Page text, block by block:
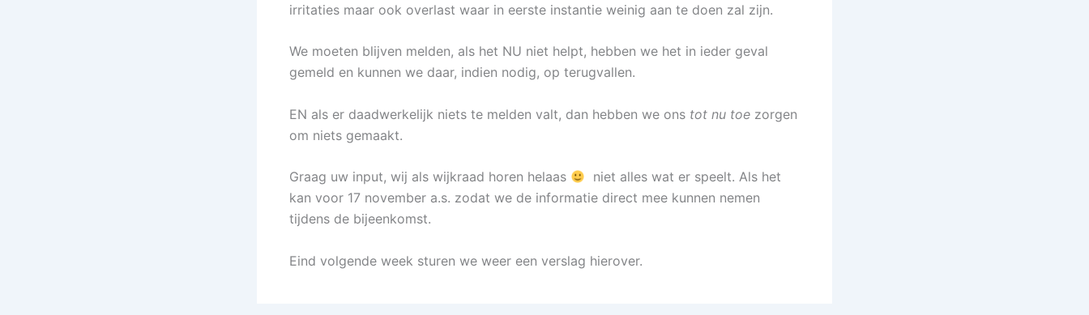
irritaties maar ook overlast waar in eerste instantie weinig aan te doen zal zijn.
We moeten blijven melden, als het NU niet helpt, hebben we het in ieder geval
gemeld en kunnen we daar, indien nodig, op terugvallen.
EN als er daadwerkelijk niets te melden valt, dan hebben we ons tot nu toe zorgen
om niets gemaakt.
Graag uw input, wij als wijkraad horen helaas
niet alles wat er speelt. Als het
kan voor 17 november a.s. zodat we de informatie direct mee kunnen nemen
tijdens de bijeenkomst.
Eind volgende week sturen we weer een verslag hierover.